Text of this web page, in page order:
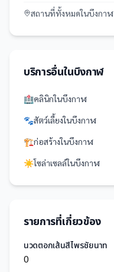
สถานที่ทั้งหมดในบึงกาฬ
บริการอื่นในบึงกาฬ
🏥คลินิกในบึงกาฬ
🐾สัตว์เลี้ยงในบึงกาฬ
🏗️ก่อสร้างในบึงกาฬ
☀️โซล่าเซลล์ในบึงกาฬ
รายการที่เกี่ยวข้อง
นวดตอกเส้นสีไพรชัยนาท
0